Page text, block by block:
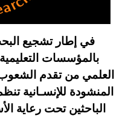
في إطار تشجيع
بالمؤسسات
العلمي من تقدم
المنشودة للإنسـانية
الباحثين تحت رعاية